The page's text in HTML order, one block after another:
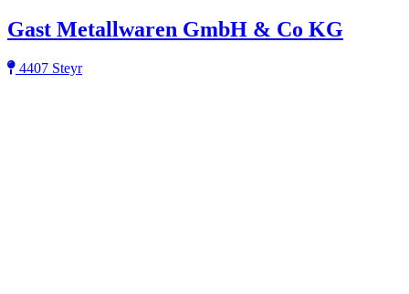
Gast Metallwaren GmbH & Co KG
4407 Steyr